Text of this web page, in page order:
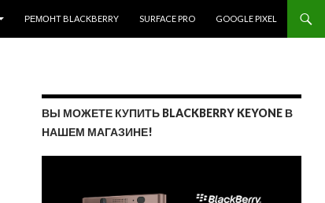
РЕМОНТ BLACKBERRY SURFACE PRO GOOGLE PIXEL
ВЫ МОЖЕТЕ КУПИТЬ BLACKBERRY KEYONE В
НАШЕМ МАГАЗИНЕ!